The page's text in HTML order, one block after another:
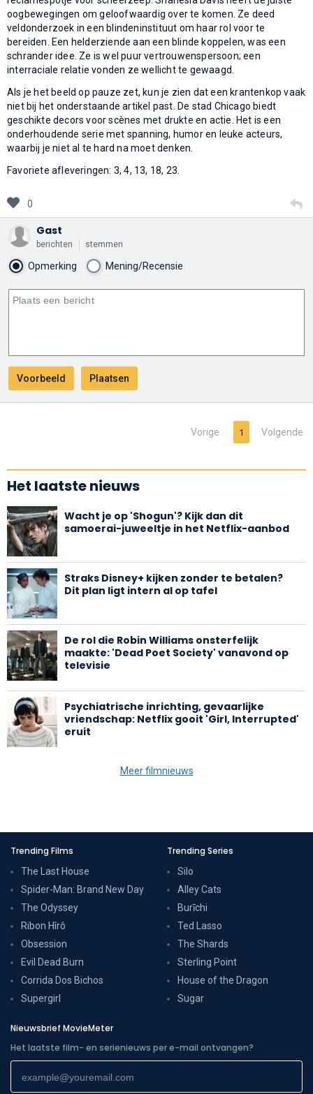
oogbewegingen om geloofwaardig over te komen. Ze deed
veldonderzoek in een blindeninstituut om haar rol voor te
bereiden. Een helderziende aan een blinde koppelen, was een
schrander idee. Ze is wel puur vertrouwenspersoon; een
interraciale relatie vonden ze wellicht te gewaagd.
Als je het beeld op pauze zet, kun je zien dat een krantenkop vaak
niet bij het onderstaande artikel past. De stad Chicago biedt
geschikte decors voor scènes met drukte en actie. Het is een
onderhoudende serie met spanning, humor en leuke acteurs,
waarbij je niet al te hard na moet denken.
Favoriete afleveringen: 3, 4, 13, 18, 23.
0
Gast
berichten stemmen
Opmerking Mening/Recensie
Vorige 1 Volgende
Het laatste nieuws
Wacht je op 'Shogun'? Kijk dan dit
samoerai-juweeltje in het Netflix-aanbod
Straks Disney+ kijken zonder te betalen?
Dit plan ligt intern al op tafel
De rol die Robin Williams onsterfelijk
maakte: 'Dead Poet Society' vanavond op
televisie
Psychiatrische inrichting, gevaarlijke
vriendschap: Netflix gooit 'Girl, Interrupted'
eruit
Meer filmnieuws
Trending Films
The Last House
Spider-Man: Brand New Day
The Odyssey
Ribon Hîrô
Obsession
Evil Dead Burn
Corrida Dos Bichos
Supergirl
Trending Series
Silo
Alley Cats
Burīchi
Ted Lasso
The Shards
Sterling Point
House of the Dragon
Sugar
Nieuwsbrief MovieMeter
Het laatste film- en serienieuws per e-mail ontvangen?